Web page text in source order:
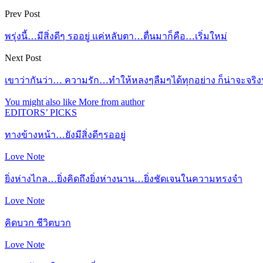
Prev Post
พรุ่งนี้…มีสิ่งดีๆ รออยู่ แค่หลับตา…ตื่นมาก็คือ…เริ่มใหม่
Next Post
เขาว่ากันว่า… ความรัก…ทำให้หลงๆลืมๆได้ทุกอย่าง ก็น่าจะจริ
You might also like More from author
EDITORS’ PICKS
ทางข้างหน้า…ยังมีสิ่งดีๆรออยู่
Love Note
ยิ่งห่างไกล…ยิ่งคิดถึงยิ่งห่างนาน…ยิ่งชัดเจนในความทรงจำ
Love Note
คิดบวก ชีวิตบวก
Love Note